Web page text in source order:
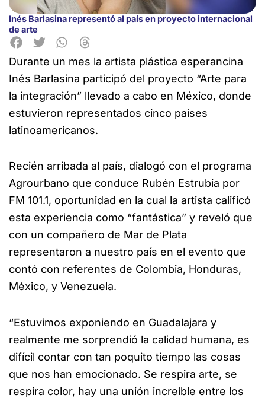
Inés Barlasina representó al país en proyecto internacional
de arte
Durante un mes la artista plástica esperancina
Inés Barlasina participó del proyecto “Arte para
la integración” llevado a cabo en México, donde
estuvieron representados cinco países
latinoamericanos.
Recién arribada al país, dialogó con el programa
Agrourbano que conduce Rubén Estrubia por
FM 101.1, oportunidad en la cual la artista calificó
esta experiencia como “fantástica” y reveló que
con un compañero de Mar de Plata
representaron a nuestro país en el evento que
contó con referentes de Colombia, Honduras,
México, y Venezuela.
“Estuvimos exponiendo en Guadalajara y
realmente me sorprendió la calidad humana, es
difícil contar con tan poquito tiempo las cosas
que nos han emocionado. Se respira arte, se
respira color, hay una unión increíble entre los